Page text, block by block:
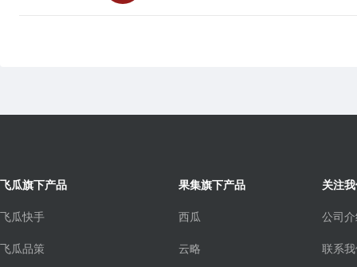
飞瓜旗下产品
飞瓜快手
飞瓜品策
果集旗下产品
西瓜
云略
关注
公司
联系